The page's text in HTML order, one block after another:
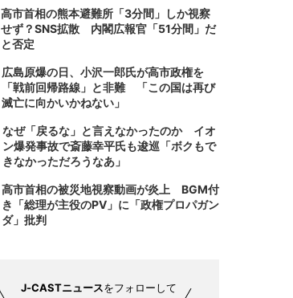
高市首相の熊本避難所「3分間」しか視察
せず？SNS拡散 内閣広報官「51分間」だ
と否定
広島原爆の日、小沢一郎氏が高市政権を
「戦前回帰路線」と非難 「この国は再び
滅亡に向かいかねない」
なぜ「戻るな」と言えなかったのか イオ
ン爆発事故で斎藤幸平氏も逡巡「ボクもで
きなかっただろうなあ」
高市首相の被災地視察動画が炎上 BGM付
き「総理が主役のPV」に「政権プロパガン
ダ」批判
J-CASTニュースをフォローして